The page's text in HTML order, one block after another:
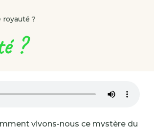
royauté ?
?
vivons-nous ce mystère du